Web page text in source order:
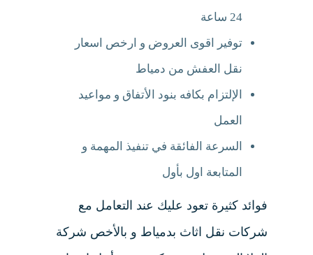
24 ساعة
توفير اقوى العروض و ارخص اسعار
نقل العفش من دمياط
الإلتزام بكافه بنود الأتفاق و مواعيد
العمل
السرعة الفائقة في تنفيذ المهمة و
المتابعة اول بأول
فوائد كثيرة تعود عليك عند التعامل مع
شركات نقل اثاث بدمياط و بالأخص شركة